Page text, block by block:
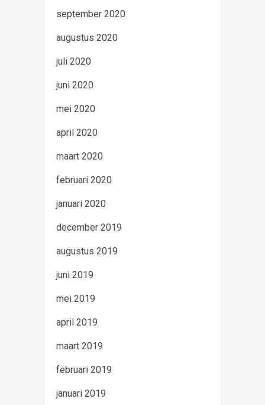
september 2020
augustus 2020
juli 2020
juni 2020
mei 2020
april 2020
maart 2020
februari 2020
januari 2020
december 2019
augustus 2019
juni 2019
mei 2019
april 2019
maart 2019
februari 2019
januari 2019